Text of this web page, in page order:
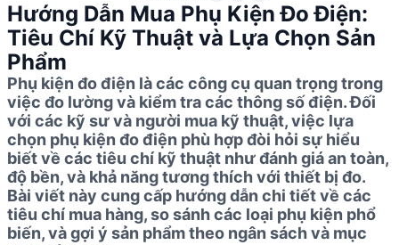
Hướng Dẫn Mua Phụ Kiện Đo Điện:
Tiêu Chí Kỹ Thuật và Lựa Chọn Sản
Phẩm
Phụ kiện đo điện là các công cụ quan trọng trong
việc đo lường và kiểm tra các thông số điện. Đối
với các kỹ sư và người mua kỹ thuật, việc lựa
chọn phụ kiện đo điện phù hợp đòi hỏi sự hiểu
biết về các tiêu chí kỹ thuật như đánh giá an toàn,
độ bền, và khả năng tương thích với thiết bị đo.
Bài viết này cung cấp hướng dẫn chi tiết về các
tiêu chí mua hàng, so sánh các loại phụ kiện phổ
biến, và gợi ý sản phẩm theo ngân sách và mục